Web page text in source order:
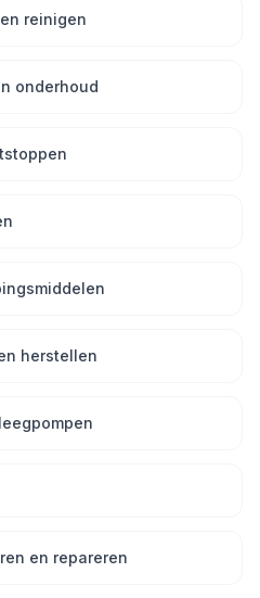
reinigen
onderhoud
herstellen
en repareren